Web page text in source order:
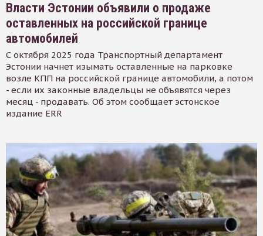
Власти Эстонии объявили о продаже
оставленных на российской границе
автомобилей
С октября 2025 года Транспортный департамент
Эстонии начнет изымать оставленные на парковке
возле КПП на российской границе автомобили, а потом
- если их законные владельцы не объявятся через
месяц - продавать. Об этом сообщает эстонское
издание ERR